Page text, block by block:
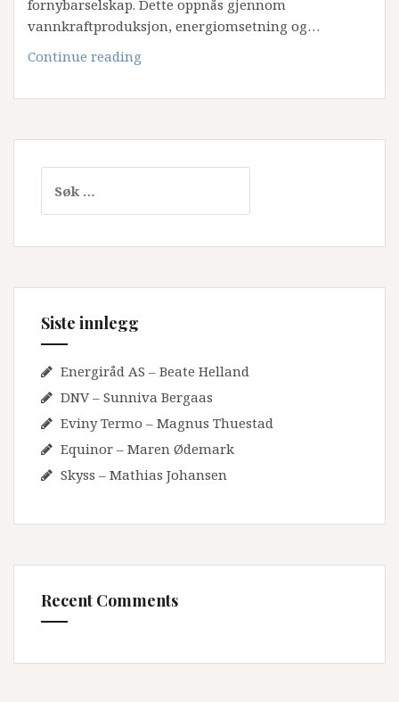
fornybarselskap. Dette oppnås gjennom
vannkraftproduksjon, energiomsetning og…
Continue reading
Plug,
1
etter:
Siste innlegg
Energiråd AS – Beate Helland
DNV – Sunniva Bergaas
Eviny Termo – Magnus Thuestad
Equinor – Maren Ødemark
Skyss – Mathias Johansen
Recent Comments